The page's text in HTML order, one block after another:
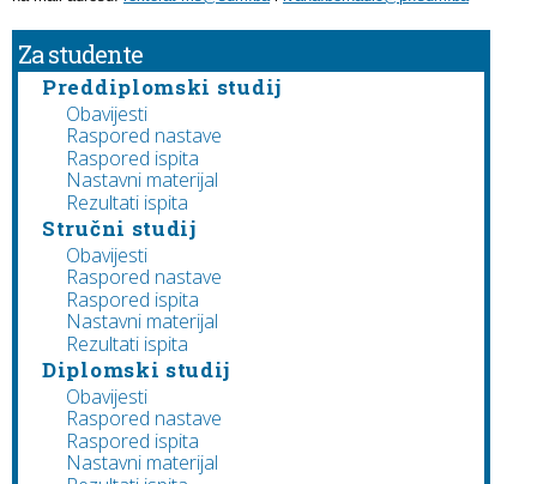
Za studente
Preddiplomski studij
Obavijesti
Raspored nastave
Raspored ispita
Nastavni materijal
Rezultati ispita
Stručni studij
Obavijesti
Raspored nastave
Raspored ispita
Nastavni materijal
Rezultati ispita
Diplomski studij
Obavijesti
Raspored nastave
Raspored ispita
Nastavni materijal